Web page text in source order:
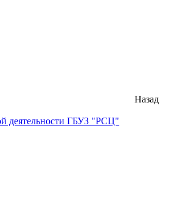
Назад
деятельности ГБУЗ "РСЦ"